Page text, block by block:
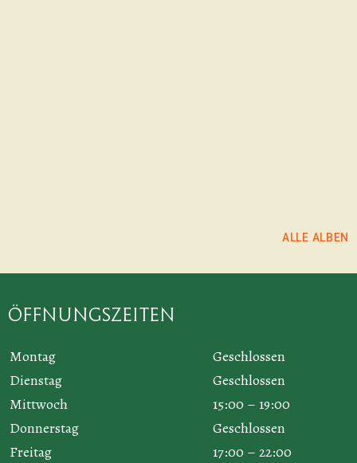
ALLE ALBEN
Öffnungszeiten
Montag
Geschlossen
Dienstag
Geschlossen
Mittwoch
15:00 – 19:00
Donnerstag
Geschlossen
Freitag
17:00 – 22:00